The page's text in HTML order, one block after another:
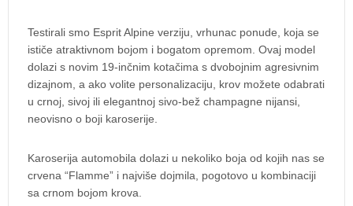
Testirali smo Esprit Alpine verziju, vrhunac ponude, koja se
ističe atraktivnom bojom i bogatom opremom. Ovaj model
dolazi s novim 19-inčnim kotačima s dvobojnim agresivnim
dizajnom, a ako volite personalizaciju, krov možete odabrati
u crnoj, sivoj ili elegantnoj sivo-bež champagne nijansi,
neovisno o boji karoserije.
Karoserija automobila dolazi u nekoliko boja od kojih nas se
crvena “Flamme” i najviše dojmila, pogotovo u kombinaciji
sa crnom bojom krova.